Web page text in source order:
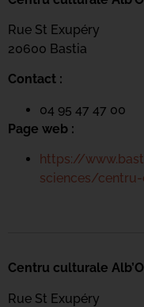
Rue St Exupéry
20600 Bastia
Contact :
04 95 47 47 00
Page web :
https://
sciences/
Centru culturale
Rue St Exupéry